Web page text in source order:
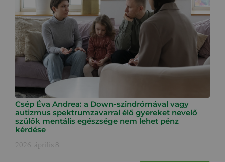
Csép Éva Andrea: a Down-szindrómával vagy
autizmus spektrumzavarral élő gyereket nevelő
szülők mentális egészsége nem lehet pénz
kérdése
2026. április 8.